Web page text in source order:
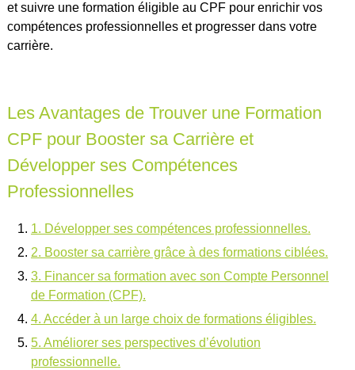
et suivre une formation éligible au CPF pour enrichir vos
compétences professionnelles et progresser dans votre
carrière.
Les Avantages de Trouver une Formation
CPF pour Booster sa Carrière et
Développer ses Compétences
Professionnelles
1. Développer ses compétences professionnelles.
2. Booster sa carrière grâce à des formations ciblées.
3. Financer sa formation avec son Compte Personnel
de Formation (CPF).
4. Accéder à un large choix de formations éligibles.
5. Améliorer ses perspectives d’évolution
professionnelle.